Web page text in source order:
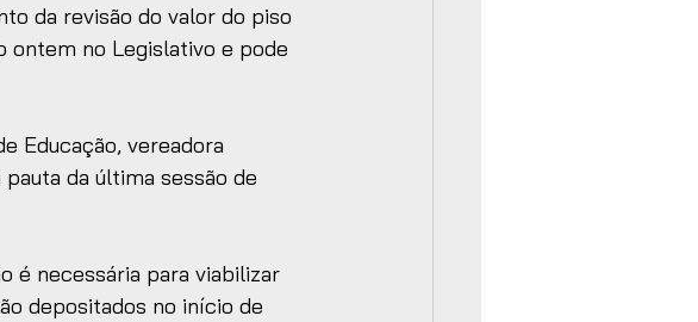
da revisão do valor do piso
ontem no Legislativo e pode
Educação, vereadora
da última sessão de
é necessária para viabilizar
depositados no início de